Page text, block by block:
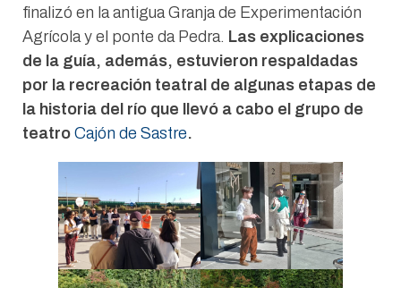
finalizó en la antigua Granja de Experimentación
Agrícola y el ponte da Pedra. Las explicaciones
de la guía, además, estuvieron respaldadas
por la recreación teatral de algunas etapas de
la historia del río que llevó a cabo el grupo de
teatro Cajón de Sastre.